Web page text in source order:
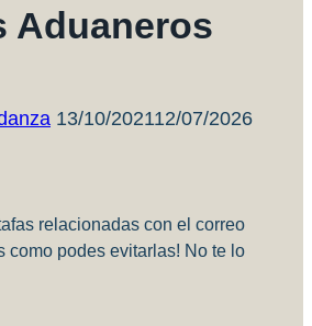
Aduaneros
13/10/202112/07/2026
relacionadas con el correo
como podes evitarlas! No te lo